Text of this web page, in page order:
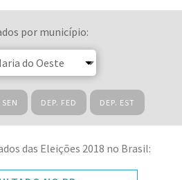
por município:
SEN DEP. FED DEP. EST
das Eleições 2018 no Brasil: